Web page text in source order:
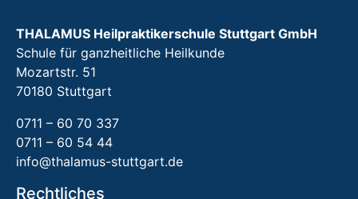
THALAMUS Heilpraktikerschule Stuttgart GmbH
Schule für ganzheitliche Heilkunde
Mozartstr. 51
70180 Stuttgart
0711 – 60 70 337
0711 – 60 54 44
info@thalamus-stuttgart.de
Rechtliches